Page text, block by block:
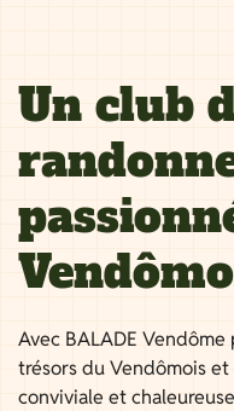
Un club
Avec BALADE
trésors du Vendômois
conviviale et